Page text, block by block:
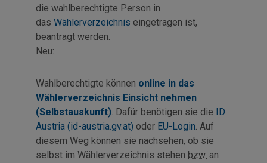
die wahlberechtigte Person in
das Wählerverzeichnis eingetragen ist,
beantragt werden.
Neu:
Wahlberechtigte können online in das
Wählerverzeichnis Einsicht nehmen
(Selbstauskunft). Dafür benötigen sie die ID
Austria (id-austria.gv.at) oder EU-Login. Auf
diesem Weg können sie nachsehen, ob sie
selbst im Wählerverzeichnis stehen bzw. an